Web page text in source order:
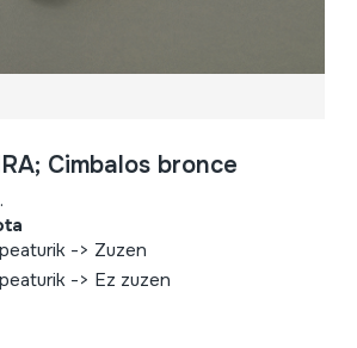
Cimbalos bronce
-> Zuzen
-> Ez zuzen